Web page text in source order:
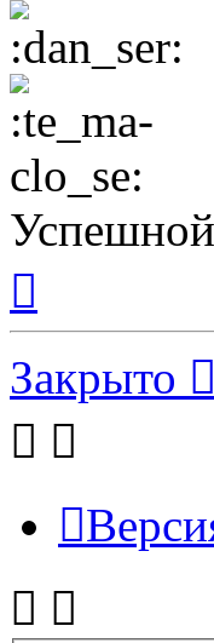
началу
Закрыто